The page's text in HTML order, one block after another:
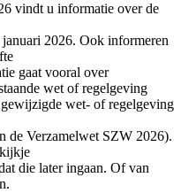
vindt u informatie over de
2026. Ook informeren
gaat vooral over
wet of regelgeving
wet- of regelgeving
de Verzamelwet SZW 2026).
die later ingaan. Of van